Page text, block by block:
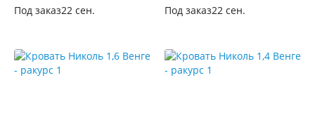
Под заказ22 сен. Под заказ22 сен.